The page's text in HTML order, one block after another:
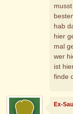
hab
hier
mal
wer
ist
finde
Ex-